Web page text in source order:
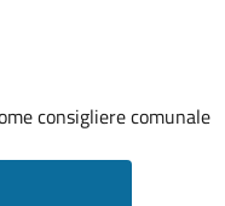
consigliere comunale